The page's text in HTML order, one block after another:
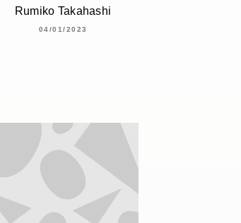
Rumiko Takahashi
04/01/2023